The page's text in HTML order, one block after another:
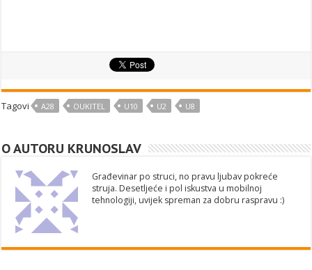
Tagovi A28 OUKITEL U10 U2 U8
O AUTORU KRUNOSLAV
Građevinar po struci, no pravu ljubav pokreće
struja. Desetljeće i pol iskustva u mobilnoj
tehnologiji, uvijek spreman za dobru raspravu :)